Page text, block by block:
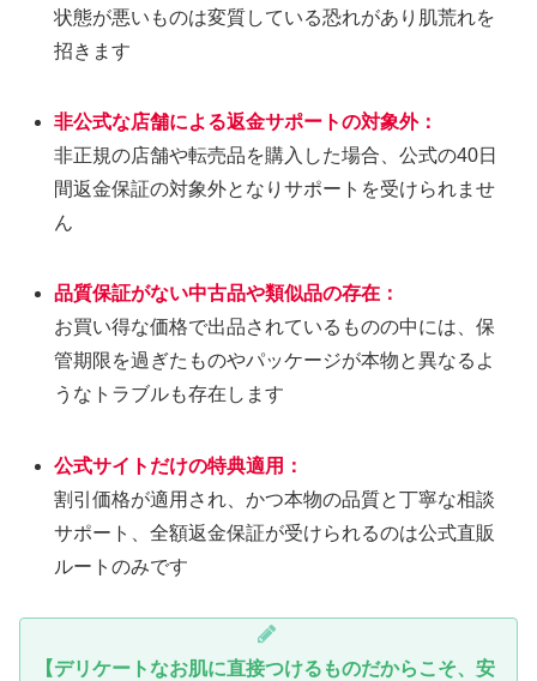
状態が悪いものは変質している恐れがあり肌荒れを
招きます
非公式な店舗による返金サポートの対象外：
非正規の店舗や転売品を購入した場合、公式の40日
間返金保証の対象外となりサポートを受けられませ
ん
品質保証がない中古品や類似品の存在 ：
お買い得な価格で出品されているものの中には、保
管期限を過ぎたものやパッケージが本物と異なるよ
うなトラブルも存在します
公式サイトだけの特典適用 ：
割引価格が適用され、かつ本物の品質と丁寧な相談
サポート、全額返金保証が受けられるのは公式直販
ルートのみです
【デリケートなお肌に直接つけるものだからこそ、安